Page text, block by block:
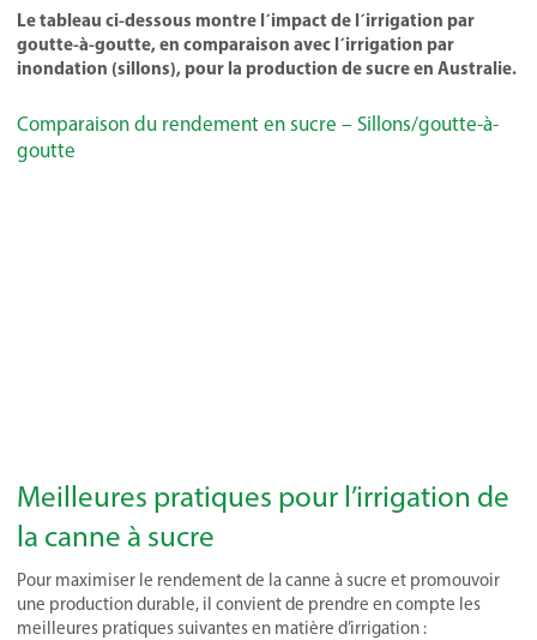
Le tableau ci-dessous montre l´impact de l´irrigation par
goutte-à-goutte, en comparaison avec l´irrigation par
inondation (sillons), pour la production de sucre en Australie.
Comparaison du rendement en sucre – Sillons/goutte-à-
goutte
Meilleures pratiques pour l’irrigation de
la canne à sucre
Pour maximiser le rendement de la canne à sucre et promouvoir
une production durable, il convient de prendre en compte les
meilleures pratiques suivantes en matière d’irrigation :